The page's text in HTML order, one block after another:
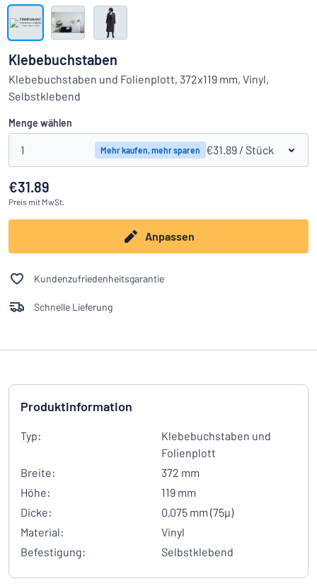
Das Gesuchte nicht gefunden? Schild hier entwerfen
Alle Kategorien anzeigen
Einloggen
Klebebuchstaben
Klebebuchstaben und Folienplott, 372x119 mm, Vinyl,
Selbstklebend
Menge wählen
1 Mehr kaufen, mehr sparen €31.89 / Stück
€31.89
Preis mit MwSt.
Anpassen
Kundenzufriedenheitsgarantie
Schnelle Lieferung
Produktinformation
Typ:
Klebebuchstaben und
Folienplott
Breite:
372 mm
Höhe:
119 mm
Dicke:
0,075 mm (75µ)
Material:
Vinyl
Befestigung:
Selbstklebend